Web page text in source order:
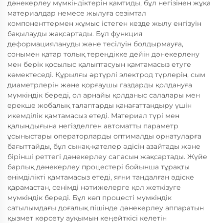
дәнекерлеу мүмкіндіктерін қамтиды, бұл негізінен жұқа
материалдар немесе жылуға сезімтал
компоненттермен жұмыс істеген кезде жылу енгізуін
бақылауды жақсартады. Бұл функция
деформациялануды және тесілуін болдырмауға,
сонымен қатар толық тереңдікке дейін дәнекерлену
мен берік қосылыс қалыптасуын қамтамасыз етуге
көмектеседі. Құрылғы әртүрлі электрод түрлерін, сым
диаметрлерін және қорғаушы газдарды қолдануға
мүмкіндік береді, ол арнайы қолданыс салалары мен
ерекше жобалық талаптарды қанағаттандыру үшін
икемділік қамтамасыз етеді. Материал түрі мен
қалыңдығына негізделген автоматты параметр
ұсыныстары операторларды оптималды орнатуларға
бағыттайды, бұл сынақ-қателер әдісін азайтады және
бірінші реттегі дәнекерлеу сапасын жақсартады. Жүйе
барлық дәнекерлеу процестері бойынша тұрақты
өнімділікті қамтамасыз етеді, яғни таңдалған әдіске
қарамастан, сенімді нәтижелерге қол жеткізуге
мүмкіндік береді. Бұл көп процесті мүмкіндік
сатылымдағы доғалық пішінде дәнекерлеу аппаратын
қызмет көрсету ауқымын кеңейткісі келетін